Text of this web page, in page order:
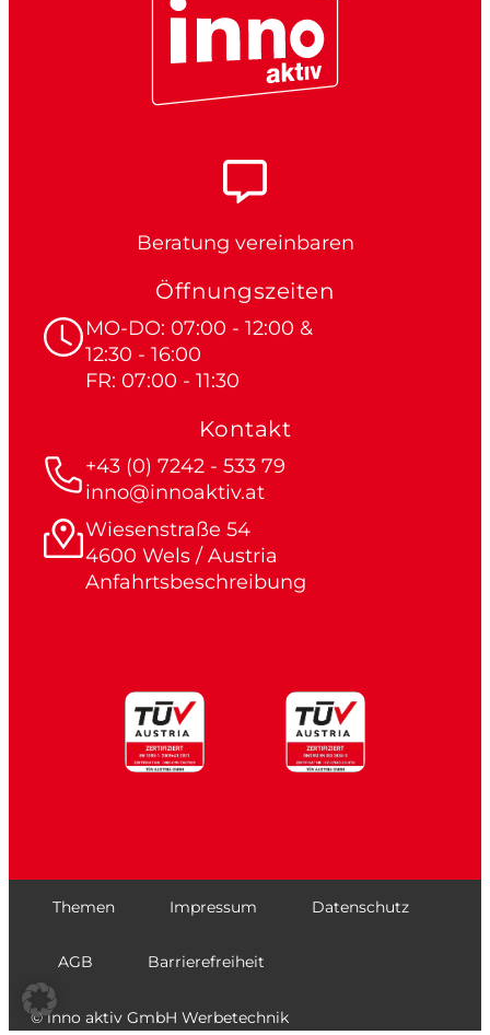
Beratung vereinbaren
Öffnungszeiten
MO-DO: 07:00 - 12:00 &
12:30 - 16:00
FR: 07:00 - 11:30
Kontakt
+43 (0) 7242 - 533 79
inno@innoaktiv.at
Wiesenstraße 54
4600 Wels / Austria
Anfahrtsbeschreibung
© inno aktiv GmbH Werbetechnik
Themen Impressum Datenschutz
AGB Barrierefreiheit